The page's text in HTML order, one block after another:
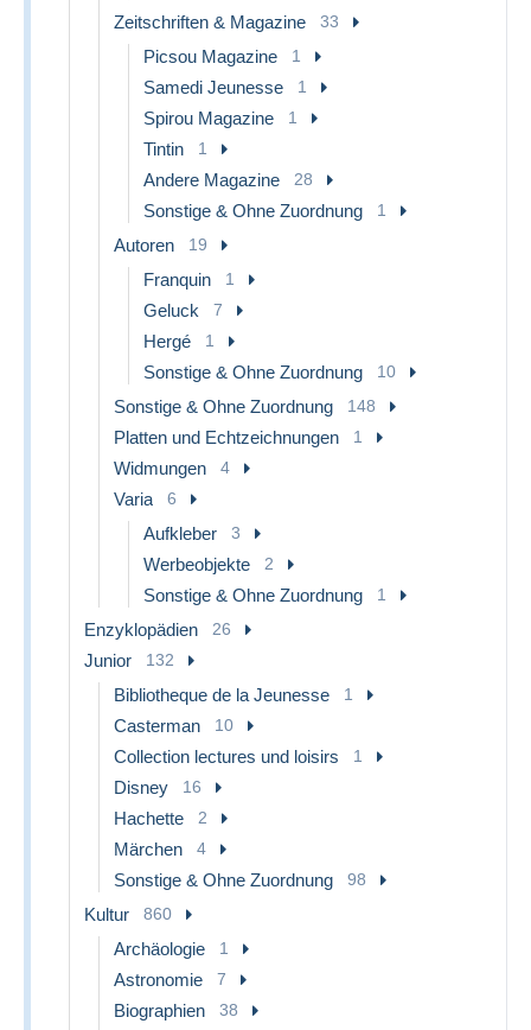
Zeitschriften & Magazine 33
Picsou Magazine 1
Samedi Jeunesse 1
Spirou Magazine 1
Tintin 1
Andere Magazine 28
Sonstige & Ohne Zuordnung 1
Autoren 19
Franquin 1
Geluck 7
Hergé 1
Sonstige & Ohne Zuordnung 10
Sonstige & Ohne Zuordnung 148
Platten und Echtzeichnungen 1
Widmungen 4
Varia 6
Aufkleber 3
Werbeobjekte 2
Sonstige & Ohne Zuordnung 1
Enzyklopädien 26
Junior 132
Bibliotheque de la Jeunesse 1
Casterman 10
Collection lectures und loisirs 1
Disney 16
Hachette 2
Märchen 4
Sonstige & Ohne Zuordnung 98
Kultur 860
Archäologie 1
Astronomie 7
Biographien 38